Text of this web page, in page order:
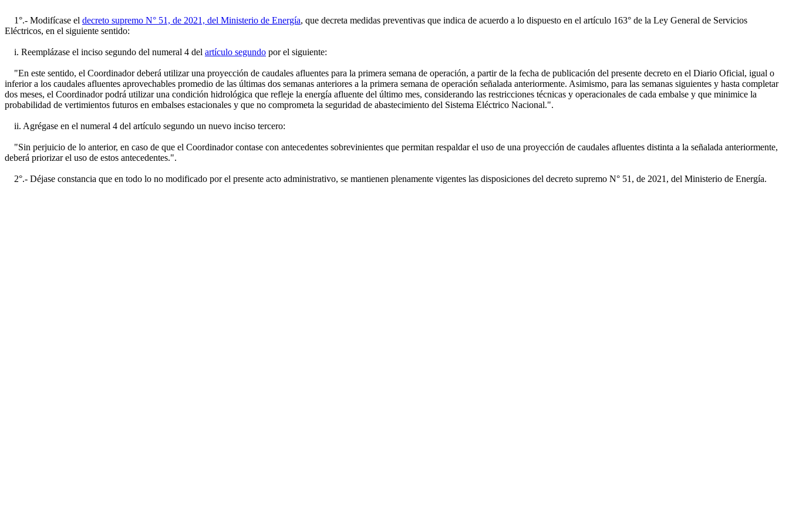
1°.- Modifícase el decreto supremo N° 51, de 2021, del Ministerio de Energía, que decreta medidas preventivas que indica de acuerdo a lo dispuesto en el artículo 163° de la Ley General de Servicios
Eléctricos, en el siguiente sentido:
i. Reemplázase el inciso segundo del numeral 4 del artículo segundo por el siguiente:
"En este sentido, el Coordinador deberá utilizar una proyección de caudales afluentes para la primera semana de operación, a partir de la fecha de publicación del presente decreto en el Diario Oficial, igual o
inferior a los caudales afluentes aprovechables promedio de las últimas dos semanas anteriores a la primera semana de operación señalada anteriormente. Asimismo, para las semanas siguientes y hasta completar
dos meses, el Coordinador podrá utilizar una condición hidrológica que refleje la energía afluente del último mes, considerando las restricciones técnicas y operacionales de cada embalse y que minimice la
probabilidad de vertimientos futuros en embalses estacionales y que no comprometa la seguridad de abastecimiento del Sistema Eléctrico Nacional.".
ii. Agrégase en el numeral 4 del artículo segundo un nuevo inciso tercero:
"Sin perjuicio de lo anterior, en caso de que el Coordinador contase con antecedentes sobrevinientes que permitan respaldar el uso de una proyección de caudales afluentes distinta a la señalada anteriormente,
deberá priorizar el uso de estos antecedentes.".
2°.- Déjase constancia que en todo lo no modificado por el presente acto administrativo, se mantienen plenamente vigentes las disposiciones del decreto supremo N° 51, de 2021, del Ministerio de Energía.